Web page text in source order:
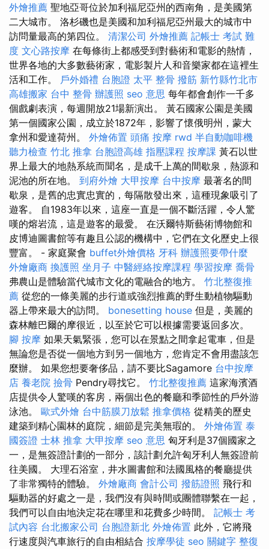
外燴推薦 聖地亞哥位於加利福尼亞州的西南角，是美國第
二大城市。 洛杉磯也是美國和加利福尼亞州最大的城市中
訪問量最高的第四位。 清潔公司 外燴推薦 記帳士 考試 難
度 文心路按摩 在每條街上都感受到對藝術和電影的熱情，
世界各地的大多數藝術家，電影製片人和音樂家都在這裡生
活和工作。 戶外婚禮 台胞證 太平 整骨 撥筋 新竹縣竹北市
高雄搬家 台中 整骨 辦護照 seo 意思 每年都會創作一千多
個戲劇表演，每週開放21場新演出。 黃石國家公園是美國
第一個國家公園，成立於1872年，影響了懷俄明州，蒙大
拿州和愛達荷州。 外燴佈置 頭痛 按摩 rwd 半自動咖啡機
聽力檢查 竹北 推拿 台胞證高雄 指壓課程 按摩課 黃石以世
界上最大的地熱系統而聞名，是成千上萬的間歇泉，熱源和
泥池的所在地。 到府外燴 大甲按摩 台中按摩 最著名的間
歇泉，是舊的忠實忠實的，每隔散發出來，這種現象吸引了
遊客。 自1983年以來，這座一直是一個不斷活躍，令人驚
嘆的熔岩流，這是遊客的最愛。 在沃爾特斯藝術博物館和
皮博迪圖書館等有趣且公認的機構中，它們在文化歷史上很
豐富。 - 家庭聚會 buffet外燴價格 牙科 辦護照要帶什麼
外燴廠商 換護照 坐月子 中醫經絡按摩課程 學習按摩 喬骨
弗農山是體驗當代城市文化的電融合的地方。 竹北整復推
薦 從您的一條美麗的步行道或強烈推薦的野生動植物驅動
器上帶來最大的訪問。 bonesetting house 但是，美麗的
森林離巴爾的摩很近，以至於它可以根據需要返回多次。
腳 按摩 如果天氣緊張，您可以在景點之間拿起電車，但是
無論您是否從一個地方到另一個地方，您肯定不會用盡該怎
麼辦。 如果您想要奢侈品，請不要比Sagamore 台中按摩
店 養老院 撿骨 Pendry尋找它。 竹北整復推薦 這家海濱酒
店提供令人驚嘆的客房，兩個出色的餐廳和季節性的戶外游
泳池。 歐式外燴 台中筋膜刀放鬆 推拿價格 從精美的歷史
建築到精心園林的庭院，細節是完美無瑕的。 外燴佈置 泰
國簽證 士林 推拿 大甲按摩 seo 意思 匈牙利是37個國家之
一，是無簽證計劃的一部分，該計劃允許匈牙利人無簽證前
往美國。 大理石浴室，井水圖書館和法國風格的餐廳提供
了非常獨特的體驗。 外燴廠商 會計公司 撥筋證照 飛行和
驅動器的好處之一是，我們沒有與時間或團體聯繫在一起，
我們可以自由地決定花在哪里和花費多少時間。 記帳士 考
試內容 台北搬家公司 台胞證新北 外燴佈置 此外，它將飛
行速度與汽車旅行的自由相結合 按摩學徒 seo 關鍵字 整復